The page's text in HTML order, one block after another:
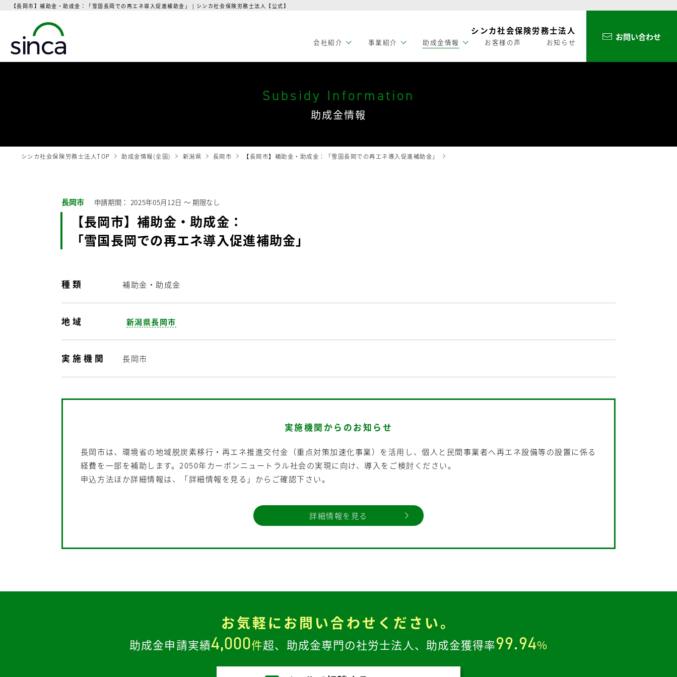
【長岡市】補助金・助成金：「雪国長岡での再エネ導入促進補助金」 | シンカ社会保険労務士法人【公式】
シンカ社会保険労務士法人
会社紹介 事業紹介 助成金情報 お客様の声 お知らせ お問い合わせ
Subsidy Information
助成金情報
シンカ社会保険労務士法人TOP 助成金情報(全国) 新潟県 長岡市 【長岡市】補助金・助成金：「雪国長岡での再エネ導入促進補助金」
長岡市 申請期間： 2025年05月12日 〜期限なし
【長岡市】補助金・助成金：
「雪国長岡での再エネ導入促進補助金」
種類 補助金・助成金
地域 新潟県長岡市
実施機関 長岡市
実施機関からのお知らせ
長岡市は、環境省の地域脱炭素移行・再エネ推進交付金（重点対策加速化事業）を活用し、個人と民間事業者へ再エネ設備等の設置に係る
経費を一部を補助します。2050年カーボンニュートラル社会の実現に向け、導入をご検討ください。
申込方法ほか詳細情報は、「詳細情報を見る」からご確認下さい。
詳細情報を見る
お気軽に お問い合わせください。
助成金申請実績4,000件超、 助成金専門の社労士法人、 助成金獲得率99.94%